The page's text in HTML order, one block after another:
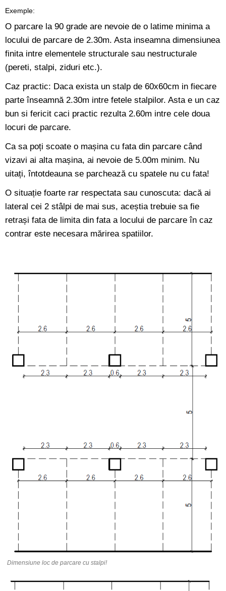
Exemple:
O parcare la 90 grade are nevoie de o latime minima a
locului de parcare de 2.30m. Asta inseamna dimensiunea
finita intre elementele structurale sau nestructurale
(pereti, stalpi, ziduri etc.).
Caz practic: Daca exista un stalp de 60x60cm in fiecare
parte înseamnă 2.30m intre fetele stalpilor. Asta e un caz
bun si fericit caci practic rezulta 2.60m intre cele doua
locuri de parcare.
Ca sa poți scoate o mașina cu fata din parcare când
vizavi ai alta mașina, ai nevoie de 5.00m minim. Nu
uitați, întotdeauna se parchează cu spatele nu cu fata!
O situație foarte rar respectata sau cunoscuta: dacă ai
lateral cei 2 stâlpi de mai sus, aceștia trebuie sa fie
retrași fata de limita din fata a locului de parcare în caz
contrar este necesara mărirea spatiilor.
Dimensiune loc de parcare cu stalpi!